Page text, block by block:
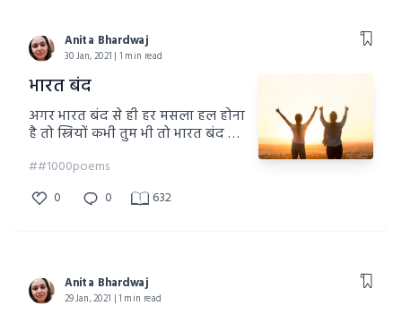
Anita Bhardwaj
30 Jan, 2021 | 1 min read
भारत बंद
अगर भारत बंद से ही हर मसला हल होना
है तो स्त्रियों कभी तुम भी तो भारत बंद कर
##1000poems
0
0 632
Anita Bhardwaj
29 Jan, 2021 | 1 min read